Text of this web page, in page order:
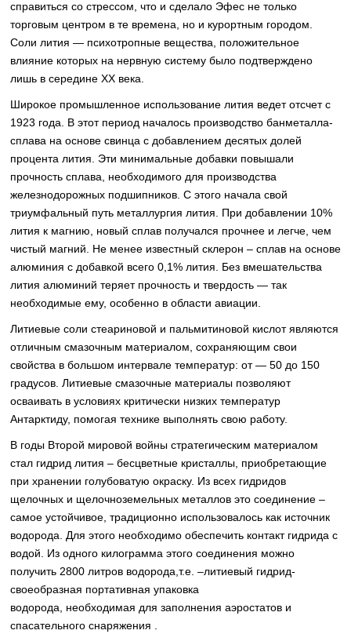
справиться со стрессом, что и сделало Эфес не только
торговым центром в те времена, но и курортным городом.
Соли лития — психотропные вещества, положительное
влияние которых на нервную систему было подтверждено
лишь в середине XX века.
Широкое промышленное использование лития ведет отсчет с
1923 года. В этот период началось производство банметалла-
сплава на основе свинца с добавлением десятых долей
процента лития. Эти минимальные добавки повышали
прочность сплава, необходимого для производства
железнодорожных подшипников. С этого начала свой
триумфальный путь металлургия лития. При добавлении 10%
лития к магнию, новый сплав получался прочнее и легче, чем
чистый магний. Не менее известный склерон – сплав на основе
алюминия с добавкой всего 0,1% лития. Без вмешательства
лития алюминий теряет прочность и твердость — так
необходимые ему, особенно в области авиации.
Литиевые соли стеариновой и пальмитиновой кислот являются
отличным смазочным материалом, сохраняющим свои
свойства в большом интервале температур: от — 50 до 150
градусов. Литиевые смазочные материалы позволяют
осваивать в условиях критически низких температур
Антарктиду, помогая технике выполнять свою работу.
В годы Второй мировой войны стратегическим материалом
стал гидрид лития – бесцветные кристаллы, приобретающие
при хранении голубоватую окраску. Из всех гидридов
щелочных и щелочноземельных металлов это соединение –
самое устойчивое, традиционно использовалось как источник
водорода. Для этого необходимо обеспечить контакт гидрида с
водой. Из одного килограмма этого соединения можно
получить 2800 литров водорода,т.е. –литиевый гидрид-
своеобразная портативная упаковка
водорода, необходимая для заполнения аэростатов и
спасательного снаряжения .